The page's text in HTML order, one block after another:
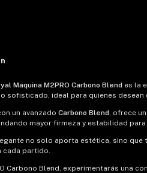
Maquina M2PRO Carbono Blend es la
sofisticado, ideal para quienes
un avanzado Carbono Blend, ofrece
mayor firmeza y estabilidad
no solo aporta estética, sino
cada partido.
Carbono Blend, experimentarás una